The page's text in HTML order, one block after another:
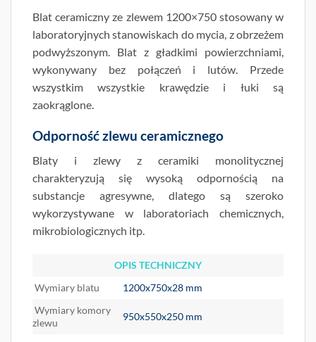
Blat ceramiczny ze zlewem 1200×750 stosowany w
laboratoryjnych stanowiskach do mycia, z obrzeżem
podwyższonym. Blat z gładkimi powierzchniami,
wykonywany bez połączeń i lutów. Przede
wszystkim wszystkie krawędzie i łuki są
zaokrąglone.
Odporność zlewu ceramicznego
Blaty i zlewy z ceramiki monolitycznej
charakteryzują się wysoką odpornością na
substancje agresywne, dlatego są szeroko
wykorzystywane w laboratoriach chemicznych,
mikrobiologicznych itp.
OPIS TECHNICZNY
Wymiary blatu
1200x750x28 mm
Wymiary komory
zlewu
950x550x250 mm